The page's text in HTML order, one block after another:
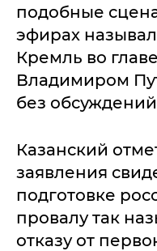
подобные
эфирах
Кремль во
Владимиром
без
Казанский
заявления
подготовке
провалу так
отказу от